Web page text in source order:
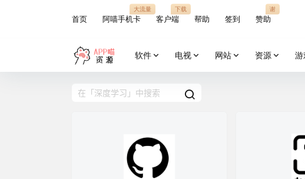
首页 阿喵手机卡
大流量
客户端
下载
帮助 签到 赞助
谢
软件 电视 网站 资源 游